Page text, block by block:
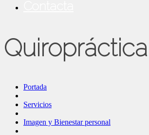
Quiropráctica
Portada
Servicios
Imagen y Bienestar personal